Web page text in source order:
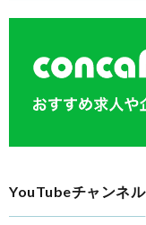
YouTubeチャンネル